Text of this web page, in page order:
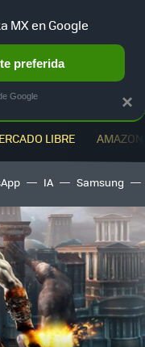
LIBRE
IA Samsung
×
MX en Google
preferida
Google